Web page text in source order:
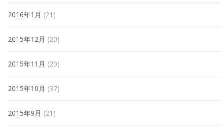
2016年1月 (21)
2015年12月 (20)
2015年11月 (20)
2015年10月 (37)
2015年9月 (21)